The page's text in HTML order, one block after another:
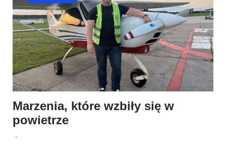
Marzenia, które wzbiły się w
powietrze
-